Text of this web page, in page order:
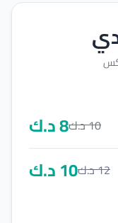
10د.ك8د.ك
12د.ك10د.ك